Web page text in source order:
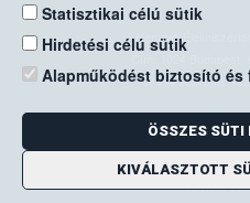
Statisztikai célú sütik
Hirdetési célú sütik
Alapműködést biztosító
ÖSSZES SÜTI
KIVÁLASZTOTT
Nemzeti
Levelezési cím:
E-mail:
Zöld szám:
Telefon: